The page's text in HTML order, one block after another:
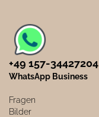
+49 157-34427204​
WhatsApp Business
Fragen
Bilder